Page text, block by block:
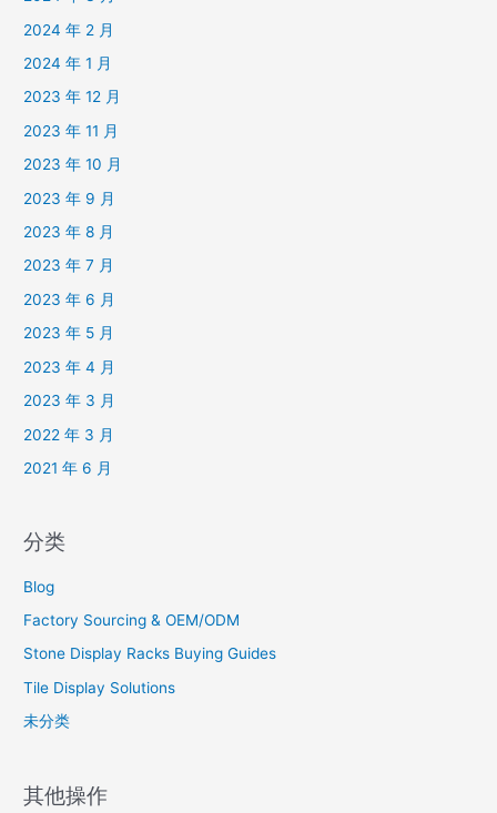
2024 年 2 月
2024 年 1 月
2023 年 12 月
2023 年 11 月
2023 年 10 月
2023 年 9 月
2023 年 8 月
2023 年 7 月
2023 年 6 月
2023 年 5 月
2023 年 4 月
2023 年 3 月
2022 年 3 月
2021 年 6 月
分类
Blog
Factory Sourcing & OEM/ODM
Stone Display Racks Buying Guides
Tile Display Solutions
未分类
其他操作